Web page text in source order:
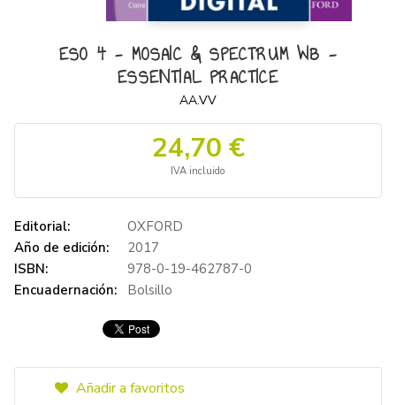
ESO 4 - MOSAIC & SPECTRUM WB -
ESSENTIAL PRACTICE
AA.VV
24,70 €
IVA incluido
Editorial:
OXFORD
Año de edición:
2017
ISBN:
978-0-19-462787-0
Encuadernación:
Bolsillo
Añadir a favoritos